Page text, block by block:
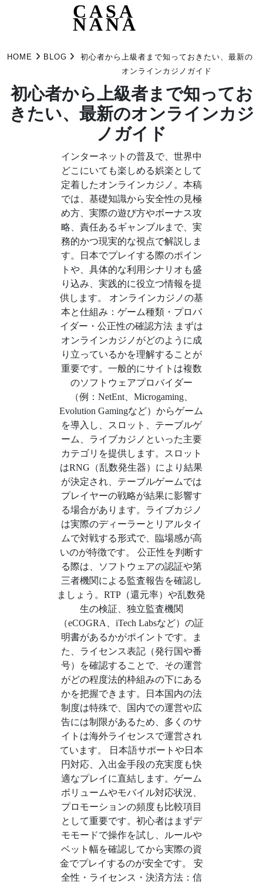
CASA
NANA
HOME BLOG
初心者から上級者まで知っておきたい、最新の
オンラインカジノガイド
初心者から上級者まで知ってお
きたい、最新のオンラインカジ
ノガイド
インターネットの普及で、世界中
どこにいても楽しめる娯楽として
定着したオンラインカジノ。本稿
では、基礎知識から安全性の見極
め方、実際の遊び方やボーナス攻
略、責任あるギャンブルまで、実
務的かつ現実的な視点で解説しま
す。日本でプレイする際のポイン
トや、具体的な利用シナリオも盛
り込み、実践的に役立つ情報を提
供します。 オンラインカジノの基
本と仕組み：ゲーム種類・プロバ
イダー・公正性の確認方法 まずは
オンラインカジノがどのように成
り立っているかを理解することが
重要です。一般的にサイトは複数
のソフトウェアプロバイダー
（例：NetEnt、Microgaming、
Evolution Gamingなど）からゲーム
を導入し、スロット、テーブルゲ
ーム、ライブカジノといった主要
カテゴリを提供します。スロット
はRNG（乱数発生器）により結果
が決定され、テーブルゲームでは
プレイヤーの戦略が結果に影響す
る場合があります。ライブカジノ
は実際のディーラーとリアルタイ
ムで対戦する形式で、臨場感が高
いのが特徴です。 公正性を判断す
る際は、ソフトウェアの認証や第
三者機関による監査報告を確認し
ましょう。RTP（還元率）や乱数発
生の検証、独立監査機関
（eCOGRA、iTech Labsなど）の証
明書があるかがポイントです。ま
た、ライセンス表記（発行国や番
号）を確認することで、その運営
がどの程度法的枠組みの下にある
かを把握できます。日本国内の法
制度は特殊で、国内での運営や広
告には制限があるため、多くのサ
イトは海外ライセンスで運営され
ています。 日本語サポートや日本
円対応、入出金手段の充実度も快
適なプレイに直結します。ゲーム
ボリュームやモバイル対応状況、
プロモーションの頻度も比較項目
として重要です。初心者はまずデ
モモードで操作を試し、ルールや
ベット幅を確認してから実際の資
金でプレイするのが安全です。 安
全性・ライセンス・決済方法：信